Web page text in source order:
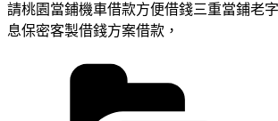
請桃園當鋪機車借款方便借錢三重當鋪老
息保密客製借錢方案借款，